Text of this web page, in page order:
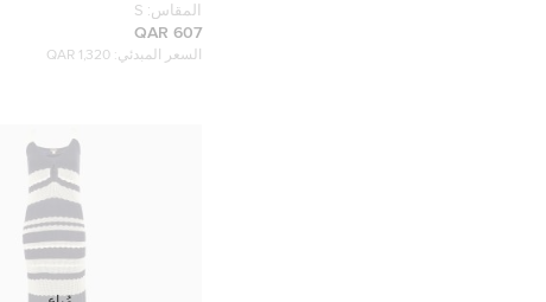
أخضر/أبيض مقاس صغير
المقاس: S
607 QAR
السعر المبدئي: 1,320 QAR